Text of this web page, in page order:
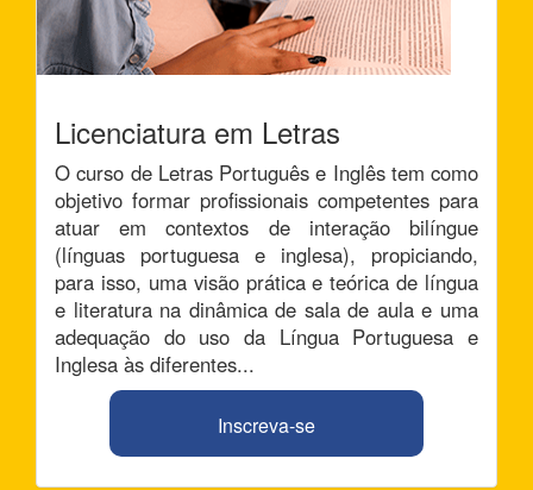
Licenciatura em Letras
O curso de Letras Português e Inglês tem como
objetivo formar profissionais competentes para
atuar em contextos de interação bilíngue
(línguas portuguesa e inglesa), propiciando,
para isso, uma visão prática e teórica de língua
e literatura na dinâmica de sala de aula e uma
adequação do uso da Língua Portuguesa e
Inglesa às diferentes...
Inscreva-se